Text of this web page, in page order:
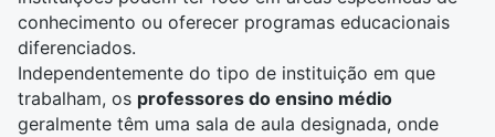
conhecimento ou oferecer programas educacionais
diferenciados.
Independentemente do tipo de instituição em que
trabalham, os professores do ensino médio
geralmente têm uma sala de aula designada, onde